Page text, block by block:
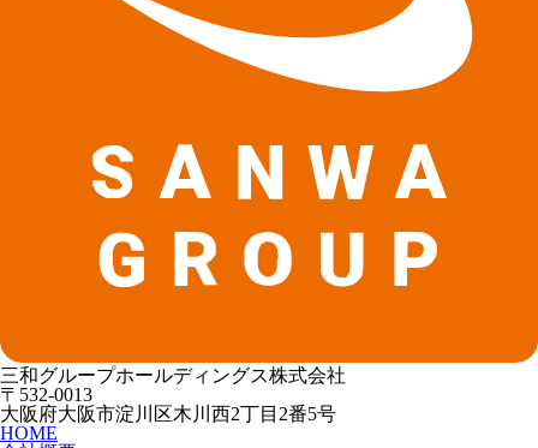
三和グループホールディングス株式会社
〒532-0013
大阪府大阪市淀川区木川西2丁目2番5号
HOME